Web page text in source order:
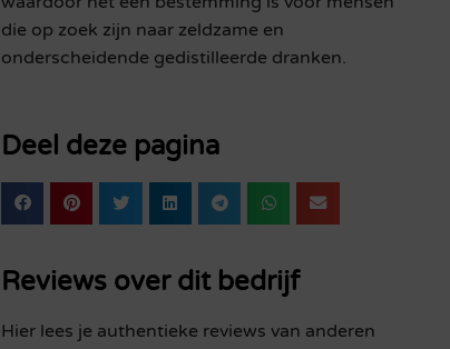
die op zoek zijn naar zeldzame en
onderscheidende gedistilleerde dranken.
Deel deze pagina
Reviews over dit bedrijf
Hier lees je authentieke reviews van anderen